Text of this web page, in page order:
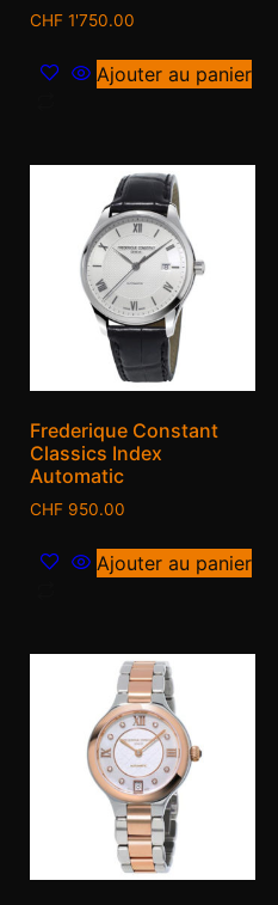
CHF 1'750.00
Ajouter au panier
Frederique Constant
Classics Index
Automatic
CHF 950.00
Ajouter au panier